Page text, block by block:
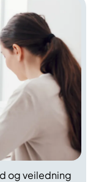
og veiledning